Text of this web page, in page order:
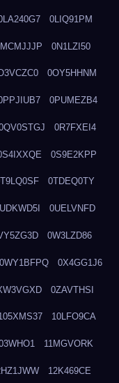
0LIQ91PM
0N1LZI50
0OY5HHNM
0PUMEZB4
0R7FXEI4
0S9E2KPP
0TDEQ0TY
0UELVNFD
0W3LZD86
0WY1BFPQ 0X4GG1J6
0ZAVTHSI
10LFO9CA
11MGVORK
12K469CE